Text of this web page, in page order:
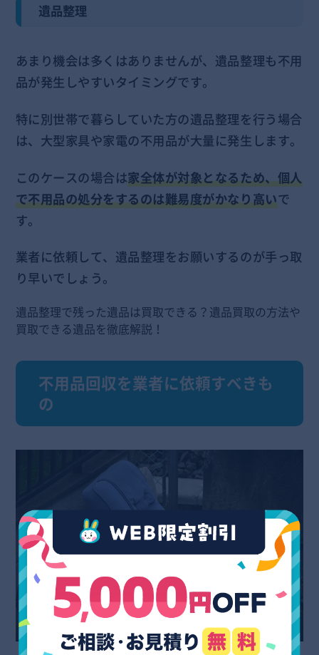
遺品整理
あまり機会は多くはありませんが、遺品整理も不用
品が発生しやすいタイミングです。
特に別世帯で暮らしていた方の遺品整理を行う場合
は、大型家具や家電の不用品が大量に発生します。
このケースの場合は家全体が対象となるため、個人
で不用品の処分をするのは難易度がかなり高いで
す。
業者に依頼して、遺品整理をお願いするのが手っ取
り早いでしょう。
遺品整理で残った遺品は買取できる？遺品買取の方法や
買取できる遺品を徹底解説！
不用品回収を業者に依頼すべきも
の